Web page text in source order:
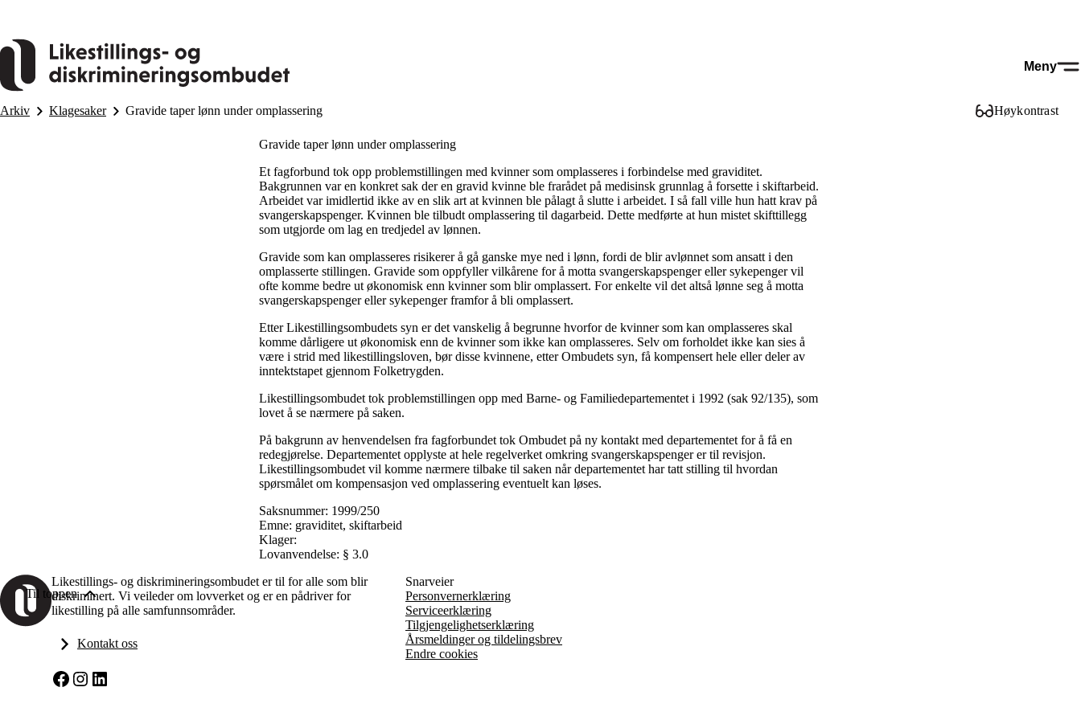
Meny
Arkiv Klagesaker Gravide taper lønn under omplassering Høykontrast
Gravide taper lønn under omplassering
Et fagforbund tok opp problemstillingen med kvinner som omplasseres i forbindelse med graviditet.
Bakgrunnen var en konkret sak der en gravid kvinne ble frarådet på medisinsk grunnlag å forsette i skiftarbeid.
Arbeidet var imidlertid ikke av en slik art at kvinnen ble pålagt å slutte i arbeidet. I så fall ville hun hatt krav på
svangerskapspenger. Kvinnen ble tilbudt omplassering til dagarbeid. Dette medførte at hun mistet skifttillegg
som utgjorde om lag en tredjedel av lønnen.
Gravide som kan omplasseres risikerer å gå ganske mye ned i lønn, fordi de blir avlønnet som ansatt i den
omplasserte stillingen. Gravide som oppfyller vilkårene for å motta svangerskapspenger eller sykepenger vil
ofte komme bedre ut økonomisk enn kvinner som blir omplassert. For enkelte vil det altså lønne seg å motta
svangerskapspenger eller sykepenger framfor å bli omplassert.
Etter Likestillingsombudets syn er det vanskelig å begrunne hvorfor de kvinner som kan omplasseres skal
komme dårligere ut økonomisk enn de kvinner som ikke kan omplasseres. Selv om forholdet ikke kan sies å
være i strid med likestillingsloven, bør disse kvinnene, etter Ombudets syn, få kompensert hele eller deler av
inntektstapet gjennom Folketrygden.
Likestillingsombudet tok problemstillingen opp med Barne- og Familiedepartementet i 1992 (sak 92/135), som
lovet å se nærmere på saken.
På bakgrunn av henvendelsen fra fagforbundet tok Ombudet på ny kontakt med departementet for å få en
redegjørelse. Departementet opplyste at hele regelverket omkring svangerskapspenger er til revisjon.
Likestillingsombudet vil komme nærmere tilbake til saken når departementet har tatt stilling til hvordan
spørsmålet om kompensasjon ved omplassering eventuelt kan løses.
Saksnummer: 1999/250
Emne: graviditet, skiftarbeid
Klager:
Lovanvendelse: § 3.0
Til toppen
Likestillings- og diskrimineringsombudet er til for alle som blir
diskriminert. Vi veileder om lovverket og er en pådriver for
likestilling på alle samfunnsområder.
Kontakt oss
Facebook
Instagram
LinkedIn
Snarveier
Personvernerklæring
Serviceerklæring
Tilgjengelighetserklæring
Årsmeldinger og tildelingsbrev
Endre cookies